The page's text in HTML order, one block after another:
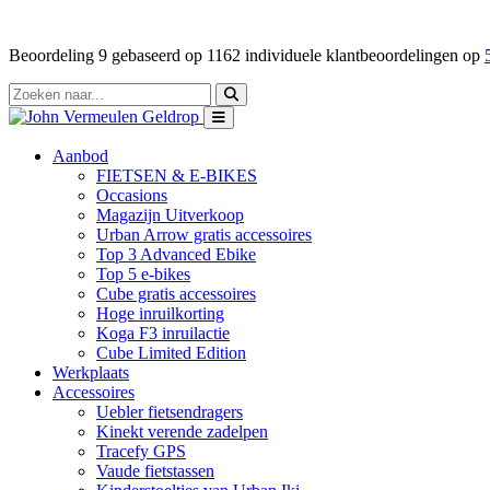
Beoordeling 9 gebaseerd op 1162 individuele klantbeoordelingen op
Aanbod
FIETSEN & E-BIKES
Occasions
Magazijn Uitverkoop
Urban Arrow gratis accessoires
Top 3 Advanced Ebike
Top 5 e-bikes
Cube gratis accessoires
Hoge inruilkorting
Koga F3 inruilactie
Cube Limited Edition
Werkplaats
Accessoires
Uebler fietsendragers
Kinekt verende zadelpen
Tracefy GPS
Vaude fietstassen